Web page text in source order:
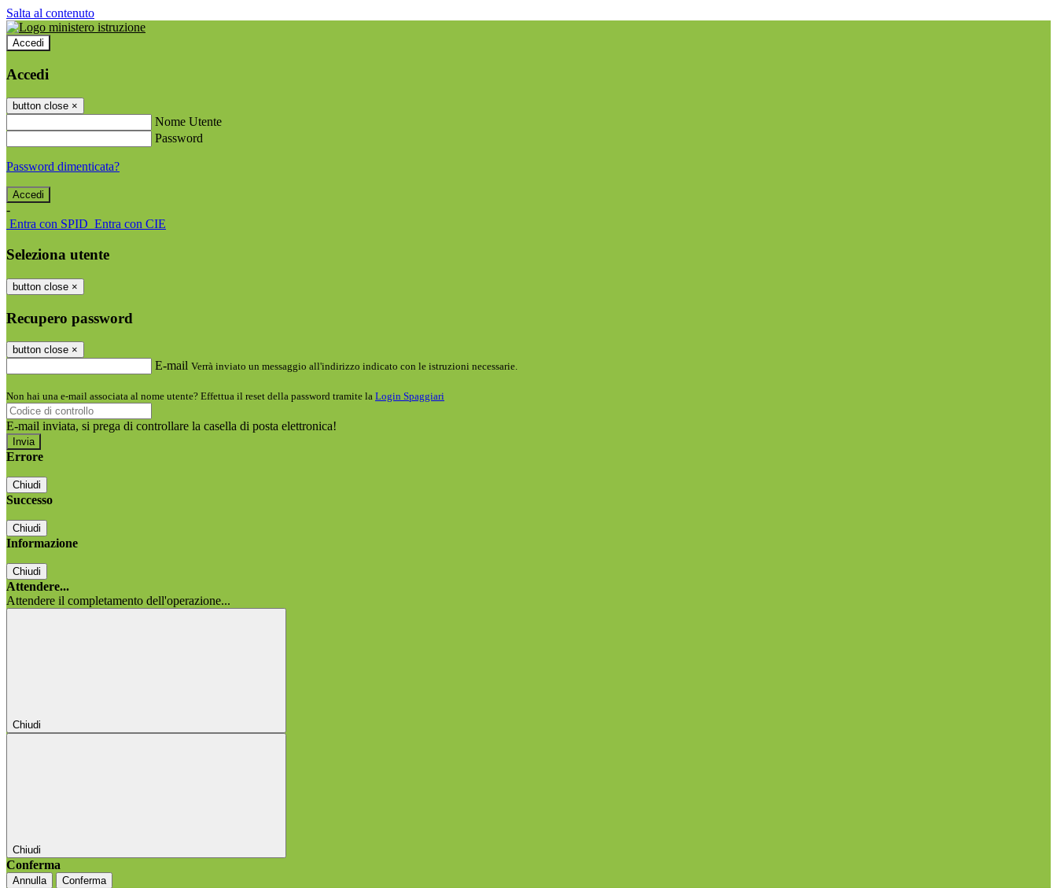
Salta al contenuto
Accedi
Accedi
button close ×
Nome Utente
Password
Password dimenticata?
-
Entra con SPID Entra con CIE
Seleziona utente
button close ×
Recupero password
button close ×
E-mail Verrà inviato un messaggio all'indirizzo indicato con le istruzioni necessarie.
Non hai una e-mail associata al nome utente? Effettua il reset della password tramite la Login Spaggiari
E-mail inviata, si prega di controllare la casella di posta elettronica!
Errore
Chiudi
Successo
Chiudi
Informazione
Chiudi
Attendere...
Attendere il completamento dell'operazione...
Chiudi
Chiudi
Conferma
Annulla Conferma